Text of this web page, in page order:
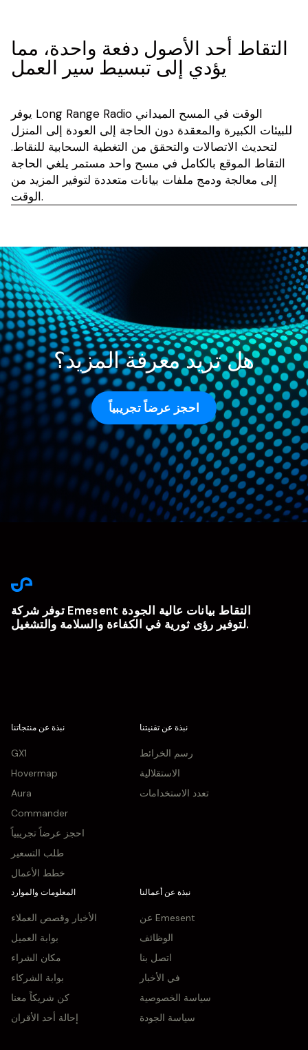
التقاط أحد الأصول دفعة واحدة، مما
يؤدي إلى تبسيط سير العمل
يوفر Long Range Radio الوقت في المسح الميداني
للبيئات الكبيرة والمعقدة دون الحاجة إلى العودة إلى المنزل
لتحديث الاتصالات والتحقق من التغطية السحابية للنقاط.
التقاط الموقع بالكامل في مسح واحد مستمر يلغي الحاجة
إلى معالجة ودمج ملفات بيانات متعددة لتوفير المزيد من
الوقت.
هل تريد معرفة المزيد؟
احجز عرضاً تجريبياً
توفر شركة Emesent التقاط بيانات عالية الجودة
لتوفير رؤى ثورية في الكفاءة والسلامة والتشغيل.
نبذة عن منتجاتنا
GX1
Hovermap
Aura
Commander
احجز عرضاً تجريبياً
طلب التسعير
خطط الأعمال
نبذة عن تقنيتنا
رسم الخرائط
الاستقلالية
تعدد الاستخدامات
المعلومات والموارد
الأخبار وقصص العملاء
بوابة العميل
مكان الشراء
بوابة الشركاء
كن شريكاً معنا
إحالة أحد الأقران
نبذة عن أعمالنا
عن Emesent
الوظائف
اتصل بنا
في الأخبار
سياسة الخصوصية
سياسة الجودة